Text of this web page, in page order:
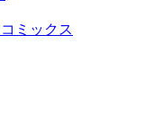
ミックス